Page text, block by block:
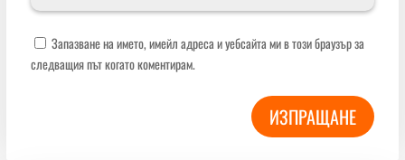
Запазване на името, имейл адреса и уебсайта ми в този браузър за
следващия път когато коментирам.
ИЗПРАЩАНЕ